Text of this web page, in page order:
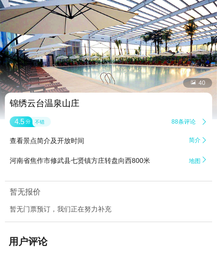
 40
锦绣云台温泉山庄
4.5 分 不错 88条评论 
查看景点简介及开放时间 简介 
河南省焦作市修武县七贤镇方庄转盘向西800米 地图 
暂无报价
暂无门票预订，我们正在努力补充
用户评论
